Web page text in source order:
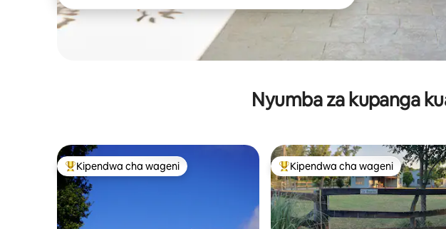
Nyumba za kupanga
Kipendwa maarufu cha wageni
Kipendwa cha wageni Kipendwa maarufu cha wageni
Kipendwa cha wageni